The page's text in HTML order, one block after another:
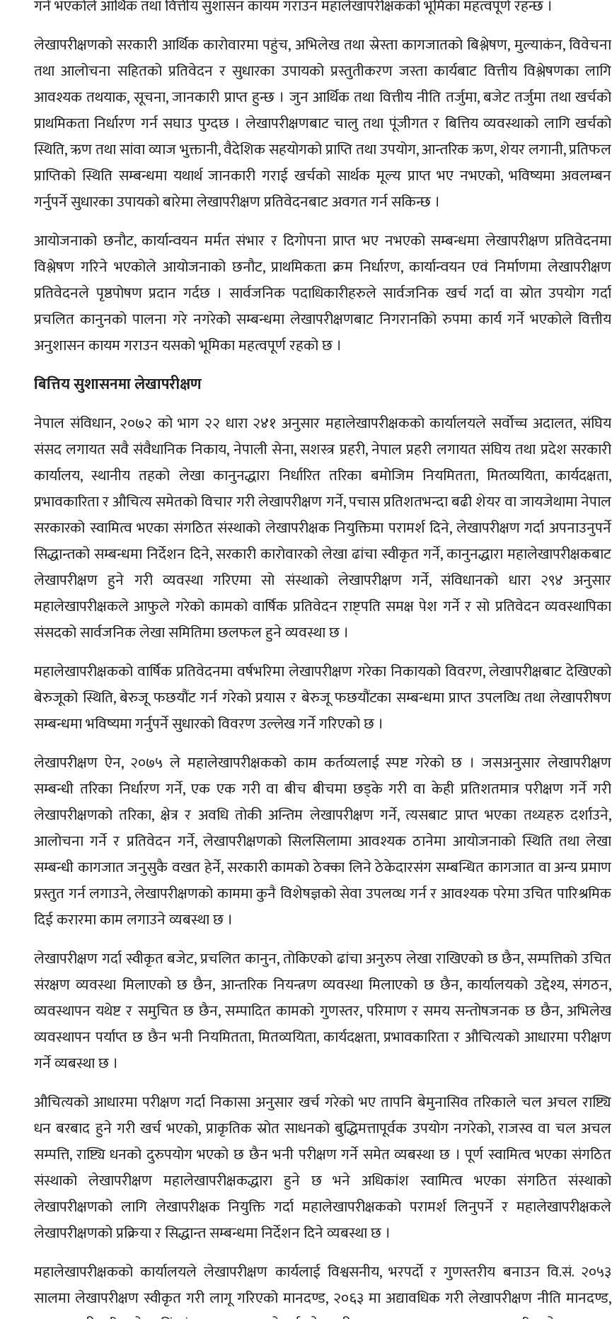
गनें भएकोले आर्थिक तथा वित्तीय सुशासन कायम गराउन महालेखापरीक्षकको भूमिका महत्वपूर्ण रहन्छ ।
लेखापरीक्षणको सरकारी आर्थिक कारोवारमा पहुंच, अभिलेख तथा स्रेस्ता कागजातको बिश्लेषण, मुल्याकंन, विवेचना
तथा आलोचना सहितको प्रतिवेदन र सुधारका उपायको प्रस्तुतीकरण जस्ता कार्यबाट वित्तीय विश्लेषणका लागि
आवश्यक तथयाक, सूचना, जानकारी प्राप्त हुन्छ । जुन आर्थिक तथा वित्तीय नीति तर्जुमा, बजेट तर्जुमा तथा खर्चको
प्राथमिकता निर्धारण गर्न सघाउ पुग्दछ । लेखापरीक्षणबाट चालु तथा पूंजीगत र बित्तिय व्यवस्थाको लागि खर्चको
स्थिति, ऋण तथा सांवा व्याज भुक्तानी, वैदेशिक सहयोगको प्राप्ति तथा उपयोग, आन्तरिक ऋण, शेयर लगानी, प्रतिफल
प्राप्तिको स्थिति सम्बन्धमा यथार्थ जानकारी गराई खर्चको सार्थक मूल्य प्राप्त भए नभएको, भविष्यमा अवलम्बन
गर्नुपर्ने सुधारका उपायको बारेमा लेखापरीक्षण प्रतिवेदनबाट अवगत गर्न सकिन्छ ।
आयोजनाको छनौट, कार्यान्वयन मर्मत संभार र दिगोपना प्राप्त भए नभएको सम्बन्धमा लेखापरीक्षण प्रतिवेदनमा
विश्लेषण गरिने भएकोले आयोजनाको छनौट, प्राथमिकता क्रम निर्धारण, कार्यान्वयन एवं निर्माणमा लेखापरीक्षण
प्रतिवेदनले पृष्ठपोषण प्रदान गर्दछ । सार्वजनिक पदाधिकारीहरुले सार्वजनिक खर्च गर्दा वा स्रोत उपयोग गर्दा
प्रचलित कानुनको पालना गरे नगरेकोे सम्बन्धमा लेखापरीक्षणबाट निगरानकिो रुपमा कार्य गर्ने भएकोले वित्तीय
अनुशासन कायम गराउन यसको भूमिका महत्वपूर्ण रहको छ ।
बित्तिय सुशासनमा लेखापरीक्षण
नेपाल संविधान, २०७२ को भाग २२ धारा २४१ अनुसार महालेखापरीक्षकको कार्यालयले सर्वोच्च अदालत, संघिय
संसद लगायत सवै संवैधानिक निकाय, नेपाली सेना, सशस्त्र प्रहरी, नेपाल प्रहरी लगायत संघिय तथा प्रदेश सरकारी
कार्यालय, स्थानीय तहको लेखा कानुनद्धारा निर्धारित तरिका बमोजिम नियमितता, मितव्ययिता, कार्यदक्षता,
प्रभावकारिता र औचित्य समेतको विचार गरी लेखापरीक्षण गर्ने, पचास प्रतिशतभन्दा बढी शेयर वा जायजेथामा नेपाल
सरकारको स्वामित्व भएका संगठित संस्थाको लेखापरीक्षक नियुक्तिमा परामर्श दिने, लेखापरीक्षण गर्दा अपनाउनुपर्ने
सिद्धान्तको सम्बन्धमा निर्देशन दिने, सरकारी कारोवारको लेखा ढांचा स्वीकृत गर्ने, कानुनद्धारा महालेखापरीक्षकबाट
लेखापरीक्षण हुने गरी व्यवस्था गरिएमा सो संस्थाको लेखापरीक्षण गर्ने, संविधानको धारा २९४ अनुसार
महालेखापरीक्षकले आफुले गरेको कामको वार्षिक प्रतिवेदन राष्ट्पति समक्ष पेश गर्ने र सो प्रतिवेदन व्यवस्थापिका
संसदको सार्वजनिक लेखा समितिमा छलफल हुने व्यवस्था छ ।
महालेखापरीक्षकको वार्षिक प्रतिवेदनमा वर्षभरिमा लेखापरीक्षण गरेका निकायको विवरण, लेखापरीक्षबाट देखिएको
बेरुजूको स्थिति, बेरुजू फछयौंट गर्न गरेको प्रयास र बेरुजू फछयौंटका सम्बन्धमा प्राप्त उपलव्धि तथा लेखापरीषण
सम्बन्धमा भविष्यमा गर्नुपर्ने सुधारको विवरण उल्लेख गर्ने गरिएको छ ।
लेखापरीक्षण ऐन, २०७५ ले महालेखापरीक्षकको काम कर्तव्यलाई स्पष्ट गरेको छ । जसअनुसार लेखापरीक्षण
सम्बन्धी तरिका निर्धारण गर्ने, एक एक गरी वा बीच बीचमा छड्के गरी वा केही प्रतिशतमात्र परीक्षण गर्ने गरी
लेखापरीक्षणको तरिका, क्षेत्र र अवधि तोकी अन्तिम लेखापरीक्षण गर्ने, त्यसबाट प्राप्त भएका तथ्यहरु दर्शाउने,
आलोचना गर्ने र प्रतिवेदन गर्ने, लेखापरीक्षणको सिलसिलामा आवश्यक ठानेमा आयोजनाको स्थिति तथा लेखा
सम्बन्धी कागजात जनुसुकै वखत हेर्ने, सरकारी कामको ठेक्का लिने ठेकेदारसंग सम्बन्धित कागजात वा अन्य प्रमाण
प्रस्तुत गर्न लगाउने, लेखापरीक्षणको काममा कुनै विशेषज्ञको सेवा उपलव्ध गर्न र आवश्यक परेमा उचित पारिश्रमिक
दिई करारमा काम लगाउने व्यबस्था छ ।
लेखापरीक्षण गर्दा स्वीकृत बजेट, प्रचलित कानुन, तोकिएको ढांचा अनुरुप लेखा राखिएको छ छैन, सम्पत्तिको उचित
संरक्षण व्यवस्था मिलाएको छ छैन, आन्तरिक नियन्त्रण व्यवस्था मिलाएको छ छैन, कार्यालयको उद्देश्य, संगठन,
व्यवस्थापन यथेष्ट र समुचित छ छैन, सम्पादित कामको गुणस्तर, परिमाण र समय सन्तोषजनक छ छैन, अभिलेख
व्यवस्थापन पर्याप्त छ छैन भनी नियमितता, मितव्ययिता, कार्यदक्षता, प्रभावकारिता र औचित्यको आधारमा परीक्षण
गर्ने व्यबस्था छ ।
औचित्यको आधारमा परीक्षण गर्दा निकासा अनुसार खर्च गरेको भए तापनि बेमुनासिव तरिकाले चल अचल राष्ट्यि
धन बरबाद हुने गरी खर्च भएको, प्राकृतिक स्रोत साधनको बुद्धिमत्तापूर्वक उपयोग नगरेको, राजस्व वा चल अचल
सम्पत्ति, राष्ट्यि धनको दुरुपयोग भएको छ छैन भनी परीक्षण गर्ने समेत व्यबस्था छ । पूर्ण स्वामित्व भएका संगठित
संस्थाको लेखापरीक्षण महालेखापरीक्षकद्धारा हुने छ भने अधिकांश स्वामित्व भएका संगठित संस्थाको
लेखापरीक्षणको लागि लेखापरीक्षक नियुक्ति गर्दा महालेखापरीक्षकको परामर्श लिनुपर्ने र महालेखापरीक्षकले
लेखापरीक्षणको प्रक्रिया र सिद्धान्त सम्बन्धमा निर्देशन दिने व्यबस्था छ ।
महालेखापरीक्षकको कार्यालयले लेखापरीक्षण कार्यलाई विश्वसनीय, भरपर्दो र गुणस्तरीय बनाउन वि.सं. २०५३
सालमा लेखापरीक्षण स्वीकृत गरी लागू गरिएको मानदण्ड, २०६३ मा अद्यावधिक गरी लेखापरीक्षण नीति मानदण्ड,